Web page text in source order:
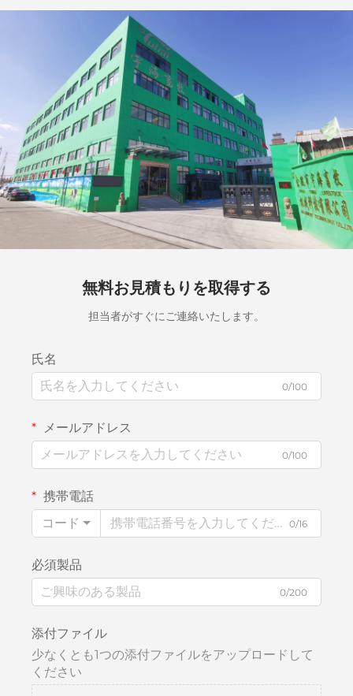
無料お見積もりを取得する
担当者がすぐにご連絡いたします。
氏名
0/100
メールアドレス
0/100
携帯電話
コード
0/16
必須製品
0/200
添付ファイル
少なくとも1つの添付ファイルをアップロードして
ください